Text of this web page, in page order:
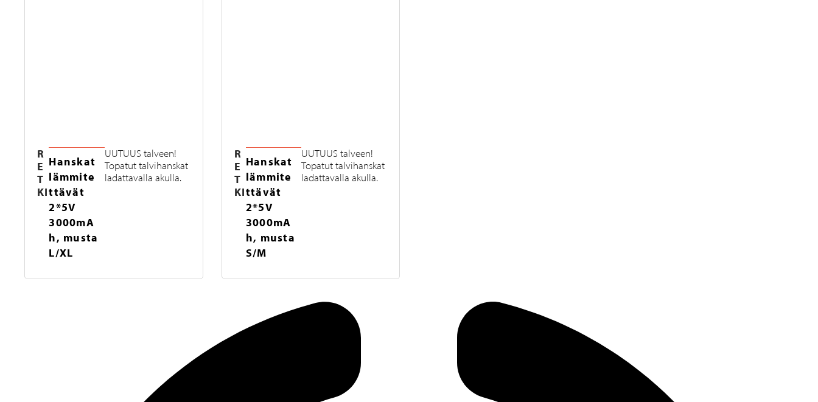
R
E
T
KI
Hanskat
lämmite
ttävät
2*5V
3000mA
h, musta
L/XL
UUTUUS talveen!
Topatut talvihanskat
ladattavalla akulla.
R
E
T
KI
Hanskat
lämmite
ttävät
2*5V
3000mA
h, musta
S/M
UUTUUS talveen!
Topatut talvihanskat
ladattavalla akulla.